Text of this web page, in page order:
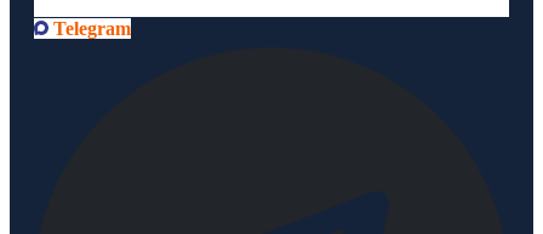
Telegram